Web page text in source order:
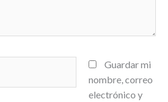
Guardar mi
nombre, correo
electrónico y